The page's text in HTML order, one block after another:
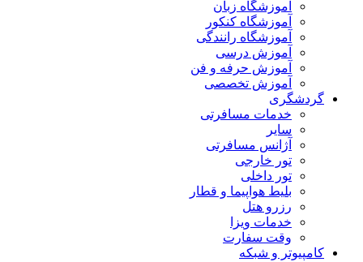
آموزشگاه زبان
آموزشگاه کنکور
آموزشگاه رانندگی
آموزش درسی
آموزش حرفه و فن
آموزش تخصصی
گردشگری
خدمات مسافرتی
سایر
آژانس مسافرتی
تور خارجی
تور داخلی
بلیط هواپیما و قطار
رزرو هتل
خدمات ویزا
وقت سفارت
کامپیوتر و شبکه